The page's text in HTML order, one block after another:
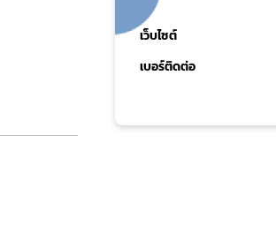
เว็บไซต์
เบอร์ติดต่อ